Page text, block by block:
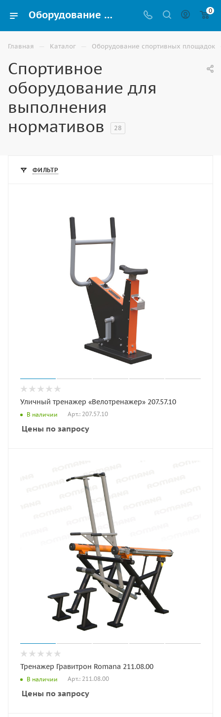
Оборудование для сдачи спортивных нормативов ГТО купить в Ростове-на-Дону 0
Главная — Каталог — Оборудование спортивных площадок
Спортивное
оборудование для
выполнения
нормативов
28
ФИЛЬТР
Уличный тренажер «Велотренажер» 207.57.10
В наличии Арт.: 207.57.10
Цены по запросу
Тренажер Гравитрон Romana 211.08.00
В наличии Арт.: 211.08.00
Цены по запросу